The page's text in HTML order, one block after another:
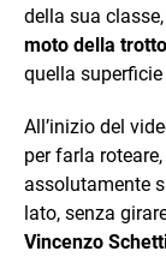
della sua
moto della
quella
All’inizio del
per farla
assolutamente
lato, senza
Vincenzo